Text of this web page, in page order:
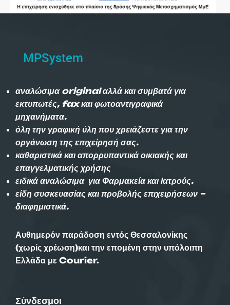
MPSystem
αναλώσιμα original αλλά και συμβατά για
εκτυπωτές, fax και φωτοαντιγραφικά
μηχανήματα.
όλη την γραφική ύλη που χρειάζεστε για την
οργάνωση της επιχείρησή σας.
καθαριστικά και απορρυπαντικά οικιακής και
επαγγελματικής χρήσης
ειδικά αναλώσιμα για Φαρμακεία και Ιατρούς.
είδη συσκευασίας και προβολής επιχειρήσεων –
διαφημιστικά.
Αυθημερόν παράδοση εντός Θεσσαλονίκης
(χωρίς χρέωση)και την επομένη στην υπόλοιπη
Ελλάδα με Courier.
Σύνδεσμοι